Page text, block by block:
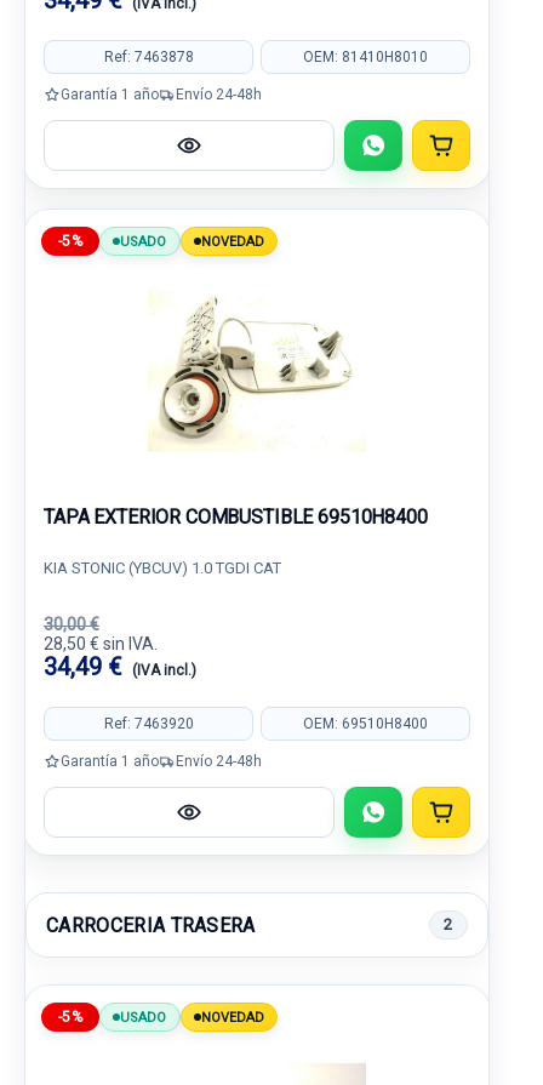
(IVA incl.)
Ref: 7463878 OEM: 81410H8010
Garantía 1 año Envío 24-48h
-5% USADO NOVEDAD
TAPA EXTERIOR COMBUSTIBLE 69510H8400
KIA STONIC (YBCUV) 1.0 TGDI CAT
30,00 €
28,50 € sin IVA.
34,49 € (IVA incl.)
Ref: 7463920 OEM: 69510H8400
Garantía 1 año Envío 24-48h
CARROCERIA TRASERA 2
-5% USADO NOVEDAD